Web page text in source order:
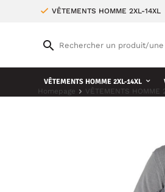
VÊTEMENTS HOMME 2XL-14XL
VÊTEMENTS HOMME 2XL-14XL
Homepage VÊTEMENTS HOMME